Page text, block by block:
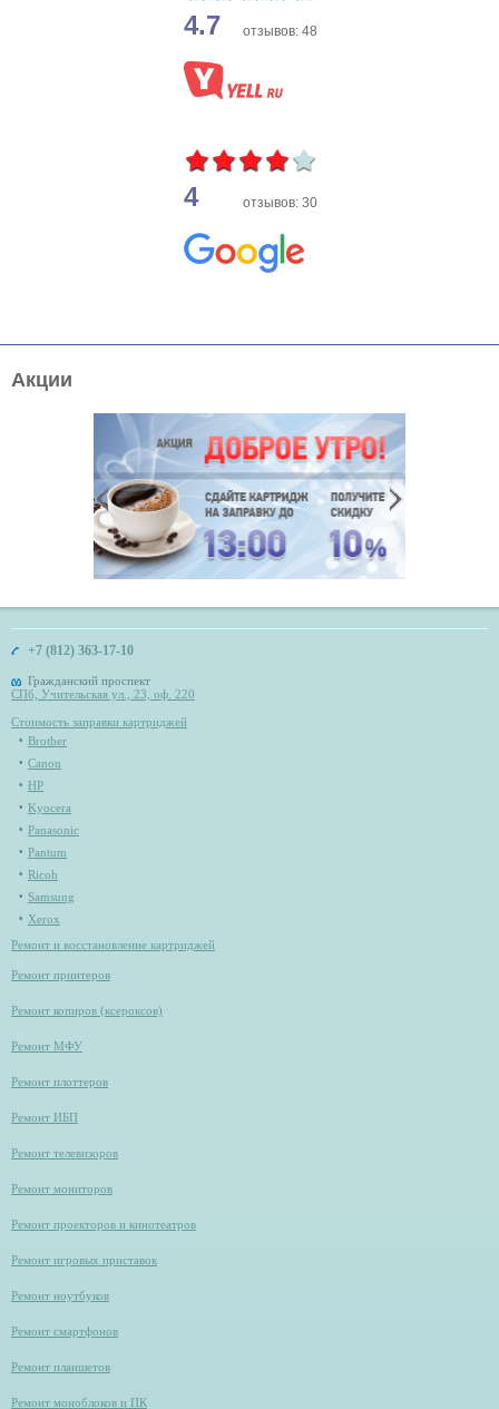
Акции
4.7 отзывов: 48
4 отзывов: 30
+7 (812) 363-17-10
Гражданский проспект
СПб, Учительская ул., 23, оф. 220
Стоимость заправки картриджей
Brother
Canon
HP
Kyocera
Panasonic
Pantum
Ricoh
Samsung
Xerox
Ремонт и восстановление картриджей
Ремонт принтеров
Ремонт копиров (ксероксов)
Ремонт МФУ
Ремонт плоттеров
Ремонт ИБП
Ремонт телевизоров
Ремонт мониторов
Ремонт проекторов и кинотеатров
Ремонт игровых приставок
Ремонт ноутбуков
Ремонт смартфонов
Ремонт планшетов
Ремонт моноблоков и ПК